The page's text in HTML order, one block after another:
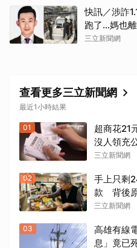
快訊／涉詐
跑了…媽也
三立新聞網
查看更多三立新聞網
最近1小時結果
01
超商花21
沒人領充
三立新聞網
02
手上只剩
款 背後
三立新聞網
03
高雄有線
息」竟已